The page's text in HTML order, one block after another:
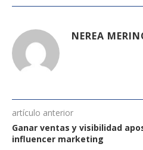
NEREA
artículo anterior
Ganar ventas y visibilidad
influencer marketing